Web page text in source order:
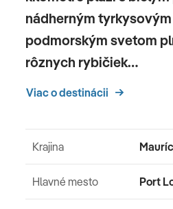
nádherným
podmorským svetom
rôznych rybičiek…
Viac o destinácii
Krajina
Hlavné mesto Port